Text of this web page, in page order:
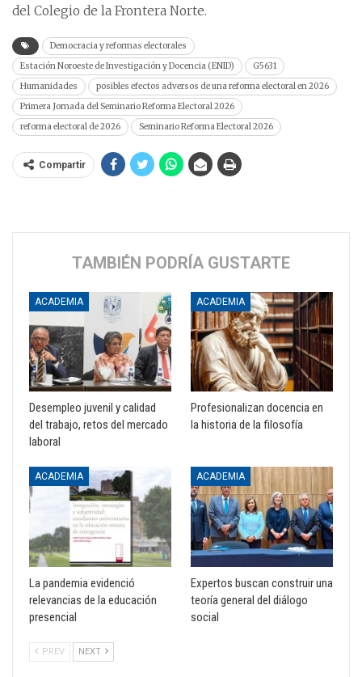
del Colegio de la Frontera Norte.
Democracia y reformas electorales
Estación Noroeste de Investigación y Docencia (ENID)
G5631
Humanidades
posibles efectos adversos de una reforma electoral en 2026
Primera Jornada del Seminario Reforma Electoral 2026
reforma electoral de 2026
Seminario Reforma Electoral 2026
Compartir
TAMBIÉN PODRÍA GUSTARTE
ACADEMIA
Desempleo juvenil y calidad
del trabajo, retos del mercado
laboral
ACADEMIA
Profesionalizan docencia en
la historia de la filosofía
ACADEMIA
La pandemia evidenció
relevancias de la educación
presencial
ACADEMIA
Expertos buscan construir una
teoría general del diálogo
social
PREV NEXT